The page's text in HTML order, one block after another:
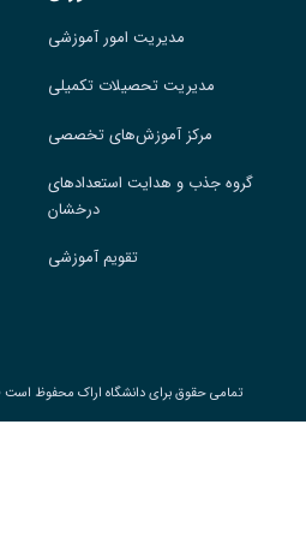
مدیریت امور آموزشی
مدیریت تحصیلات تکمیلی
مرکز آموزش‌های تخصصی
گروه جذب و هدایت استعدادهای
درخشان
تقویم آموزشی
تمامی حقوق برای دانشگاه اراک محفوظ است